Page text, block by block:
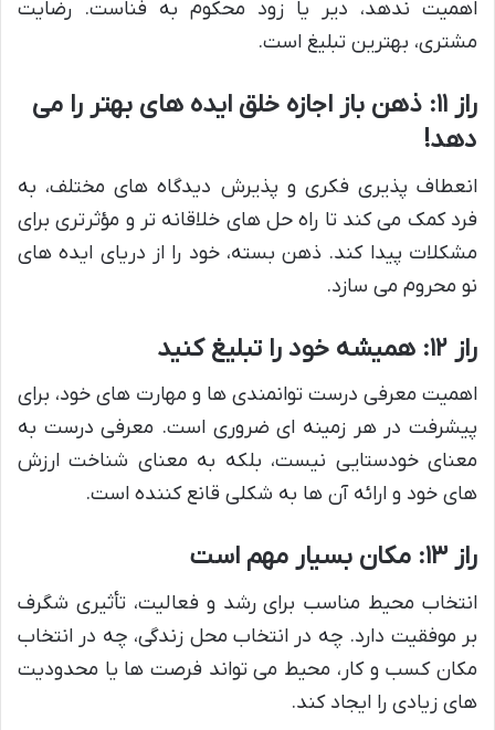
اهمیت ندهد، دیر یا زود محکوم به فناست. رضایت
مشتری، بهترین تبلیغ است.
راز ۱۱: ذهن باز اجازه خلق ایده های بهتر را می
دهد!
انعطاف پذیری فکری و پذیرش دیدگاه های مختلف، به
فرد کمک می کند تا راه حل های خلاقانه تر و مؤثرتری برای
مشکلات پیدا کند. ذهن بسته، خود را از دریای ایده های
نو محروم می سازد.
راز ۱۲: همیشه خود را تبلیغ کنید
اهمیت معرفی درست توانمندی ها و مهارت های خود، برای
پیشرفت در هر زمینه ای ضروری است. معرفی درست به
معنای خودستایی نیست، بلکه به معنای شناخت ارزش
های خود و ارائه آن ها به شکلی قانع کننده است.
راز ۱۳: مکان بسیار مهم است
انتخاب محیط مناسب برای رشد و فعالیت، تأثیری شگرف
بر موفقیت دارد. چه در انتخاب محل زندگی، چه در انتخاب
مکان کسب و کار، محیط می تواند فرصت ها یا محدودیت
های زیادی را ایجاد کند.